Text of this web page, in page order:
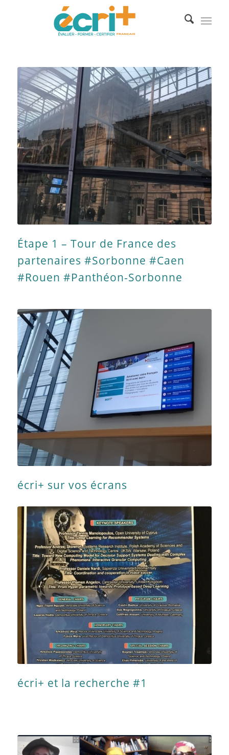
Étape 1 – Tour de France des
partenaires #Sorbonne #Caen
#Rouen #Panthéon-Sorbonne
écri+ sur vos écrans
écri+ et la recherche #1